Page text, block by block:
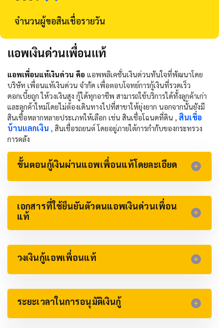
จำนวนผู้ขอสินเชื่อรายวัน
แอพเงินด่วนเพื่อนแท้
แอพเพื่อนแท้เงินด่วน คือ แอพพลิเคชั่นเงินด่วนทันใจที่พัฒนาโดย
บริษัท เพื่อนแท้เงินด่วน จำกัด เพื่อตอบโจทย์การกู้เงินที่รวดเร็ว
ดอกเบี้ยถูก ให้วงเงินสูง กู้ได้ทุกอาชีพ สามารถใช้บริการได้ทั้งลูกค้าเก่า
และลูกค้าใหม่โดยไม่ต้องเดินทางไปที่สาขาให้ยุ่งยาก นอกจากนั้นยังมี
สินเชื่อหลากหลายประเภทให้เลือก เช่น สินเชื่อโฉนดที่ดิน , สินเชื่อ
บ้านแลกเงิน , สินเชื่อรถยนต์ โดยอยู่ภายใต้การกำกับของกระทรวง
การคลัง
ขั้นตอนกู้เงินผ่านแอพเพื่อนแท้โดยละเอียด
เอกสารที่ใช้ยืนยันตัวตนแอพเงินด่วนเพื่อน
แท้
วงเงินกู้แอพเพื่อนแท้​
ระยะเวลาในการอนุมัติเงินกู้